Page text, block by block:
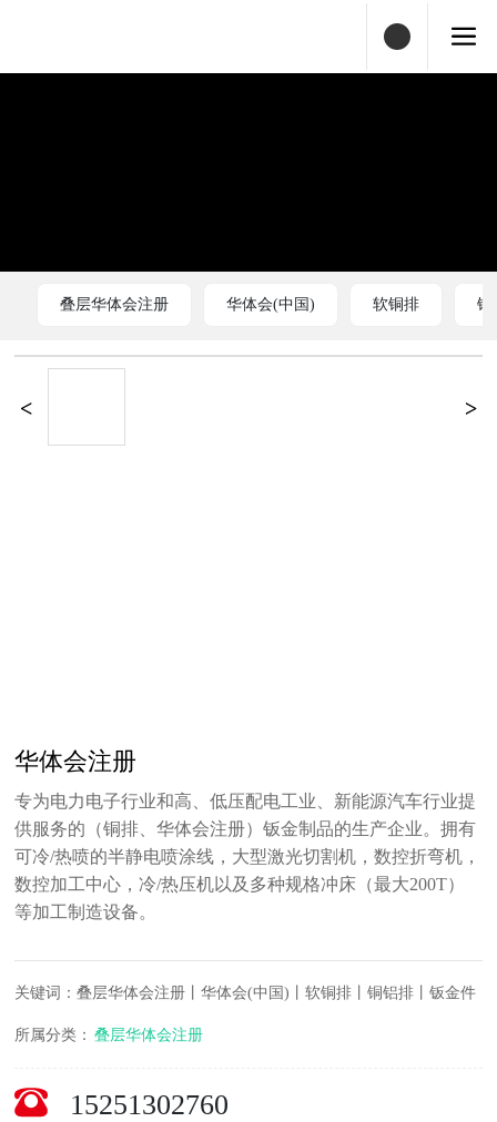
叠层华体会注册 华体会(中国) 软铜排 铜
华体会注册
专为电力电子行业和高、低压配电工业、新能源汽车行业提
供服务的（铜排、华体会注册）钣金制品的生产企业。拥有
可冷/热喷的半静电喷涂线，大型激光切割机，数控折弯机，
数控加工中心，冷/热压机以及多种规格冲床（最大200T）
等加工制造设备。
关键词：叠层华体会注册丨华体会(中国)丨软铜排丨铜铝排丨钣金件
所属分类： 叠层华体会注册
15251302760